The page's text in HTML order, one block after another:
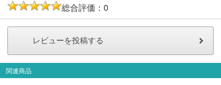
総合評価：0
関連商品